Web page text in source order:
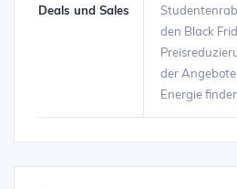
Deals und Sales
den Black
der
Energie